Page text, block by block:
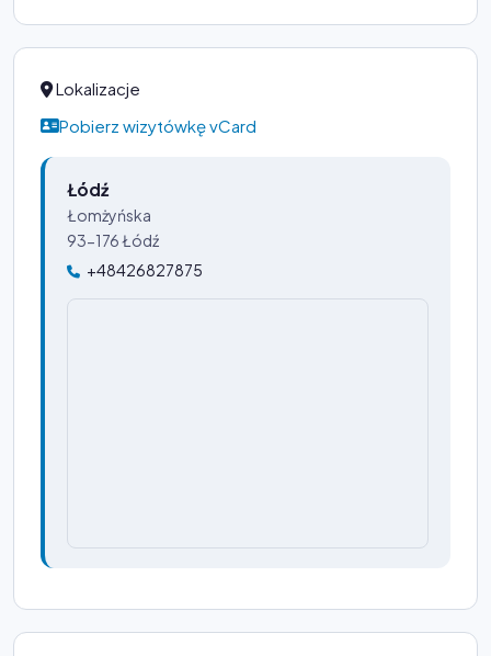
Lokalizacje
Pobierz wizytówkę vCard
Łódź
Łomżyńska
93-176 Łódź
+48426827875